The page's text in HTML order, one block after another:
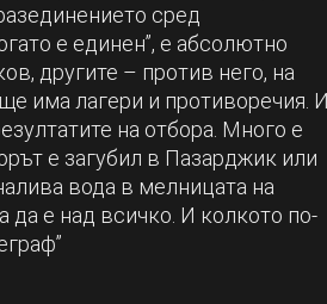
сред
е единен”, е абсолютно
другите – против него, на
има лагери и противоречия. И
на отбора. Много е
е загубил в Пазарджик или
вода в мелницата на
да е над всичко. И колкото по-